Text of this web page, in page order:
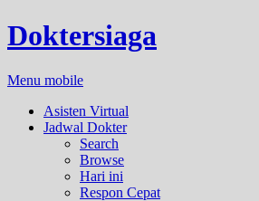
Doktersiaga
Menu mobile
Asisten Virtual
Jadwal Dokter
Search
Browse
Hari ini
Respon Cepat